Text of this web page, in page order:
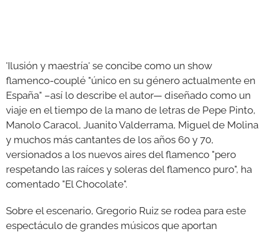
'Ilusión y maestría' se concibe como un show
flamenco-couplé "único en su género actualmente en
España" –así lo describe el autor— diseñado como un
viaje en el tiempo de la mano de letras de Pepe Pinto,
Manolo Caracol, Juanito Valderrama, Miguel de Molina
y muchos más cantantes de los años 60 y 70,
versionados a los nuevos aires del flamenco "pero
respetando las raíces y soleras del flamenco puro", ha
comentado "El Chocolate".
Sobre el escenario, Gregorio Ruiz se rodea para este
espectáculo de grandes músicos que aportan